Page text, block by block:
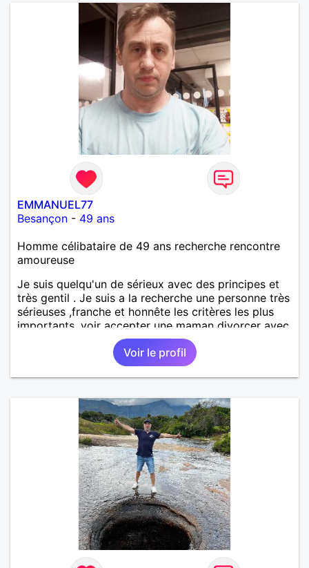
EMMANUEL77
Besançon - 49 ans
Homme célibataire de 49 ans recherche rencontre
amoureuse
Je suis quelqu'un de sérieux avec des principes et
très gentil . Je suis a la recherche une personne très
sérieuses ,franche et honnête les critères les plus
importants, voir accepter une maman divorcer avec
son enfant il n y a aucun problème. S' abstenir au
personne non sérieuse merci. Recherche dans un
premier temps dialogue et apprendre à connaître la
personne puis dans un deuxième temps relation plus
professionnelle et agent de sécurité privée et
agents SIAP1. ET télésurveillance et vidéo
protection dans les casino supermarché. en CDI
Mes passions. Sont la robotique ,vtt ,Echeque
,astronomie . Service militaire belfort 35 régiment d
infanterie et engager sur 5 ans.de (1998 a 2003.)
Divers je fait en moyenne 6 km de marche par jour
a pieds. A la fin de mon travail a mon domicile. J 'ai
un rêve cet de construire une vie a deux en
harmonie. Si je pourrais lui décrocher la lune je le
ferais. A chaque fois que je vois un beau ciel étoilé
je rêve d' être avec quelqu'un.
Voir le profil